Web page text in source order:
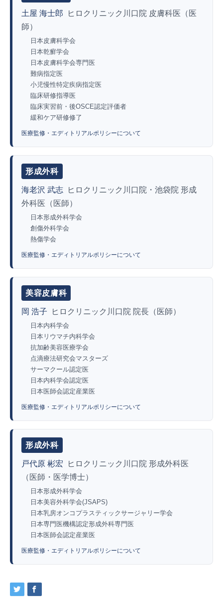
土屋 海士郎
ヒロクリニック川口院 皮膚科医（医
師）
日本皮膚科学会
日本乾癬学会
日本皮膚科学会専門医
難病指定医
小児慢性特定疾病指定医
臨床研修指導医
臨床実習前・後OSCE認定評価者
緩和ケア研修修了
医療監修・エディトリアルポリシーについて
形成外科
海老沢 武志
ヒロクリニック川口院・池袋院 形成
外科医（医師）
日本形成外科学会
創傷外科学会
熱傷学会
医療監修・エディトリアルポリシーについて
美容皮膚科
岡 浩子 ヒロクリニック川口院 院長（医師）
日本内科学会
日本リウマチ内科学会
抗加齢美容医療学会
点滴療法研究会マスターズ
サーマクール認定医
日本内科学会認定医
日本医師会認定産業医
医療監修・エディトリアルポリシーについて
形成外科
戸代原 彬宏
ヒロクリニック川口院 形成外科医
（医師・医学博士）
日本形成外科学会
日本美容外科学会(JSAPS)
日本乳房オンコプラスティックサージャリー学会
日本専門医機構認定形成外科専門医
日本医師会認定産業医
医療監修・エディトリアルポリシーについて